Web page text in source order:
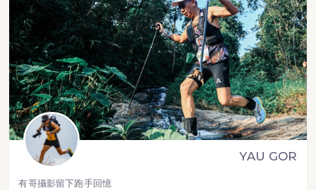
YAU GOR
有哥攝影留下跑手回憶